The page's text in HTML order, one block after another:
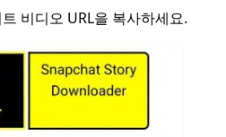
비디오 URL을 복사하세요.